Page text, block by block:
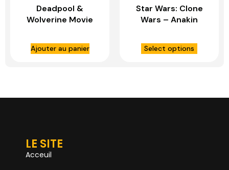
Deadpool &
Wolverine Movie
figurine 1/6
Ladypool – HOT
Ajouter au panier
Star Wars: Clone
Wars – Anakin
TOYS
Select options
LE SITE
Acceuil